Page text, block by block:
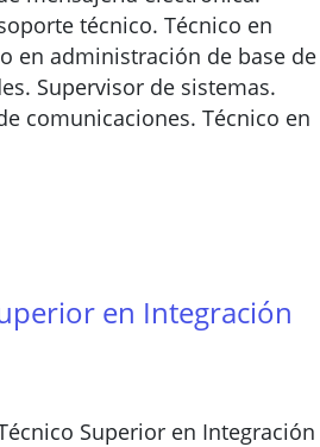
técnico. Técnico en
en administración de base de
Supervisor de sistemas.
comunicaciones. Técnico en
en Integración
Superior en Integración